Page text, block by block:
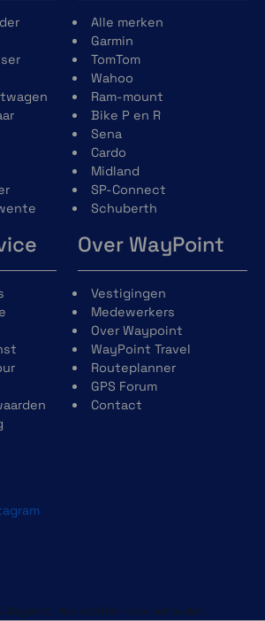
Alle merken
Garmin
TomTom
Wahoo
Ram-mount
Bike P en R
Sena
Cardo
Midland
SP-Connect
Schuberth
Over WayPoint
Vestigingen
Medewerkers
Over Waypoint
WayPoint Travel
Routeplanner
GPS Forum
Contact
Alle rechten voorbehouden.